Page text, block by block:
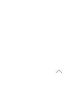
ШОРТЫ